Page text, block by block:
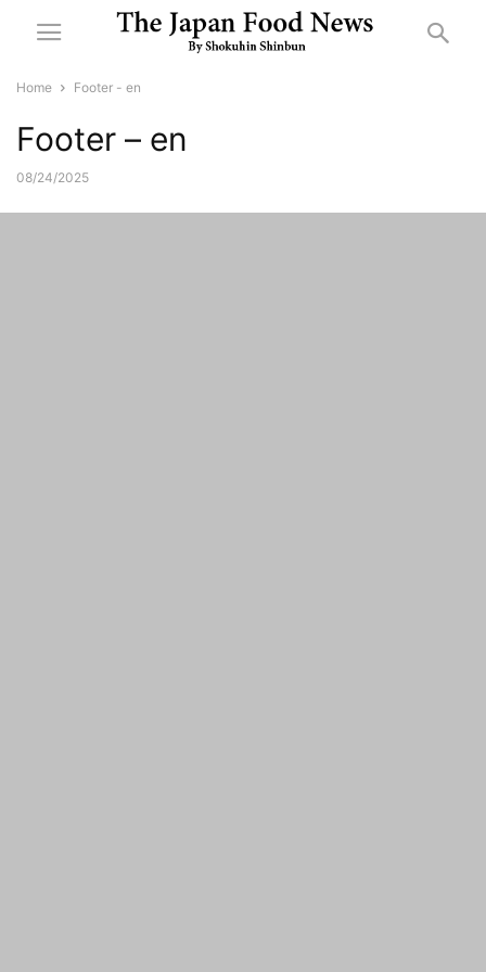
Home Footer - en
Footer – en
08/24/2025